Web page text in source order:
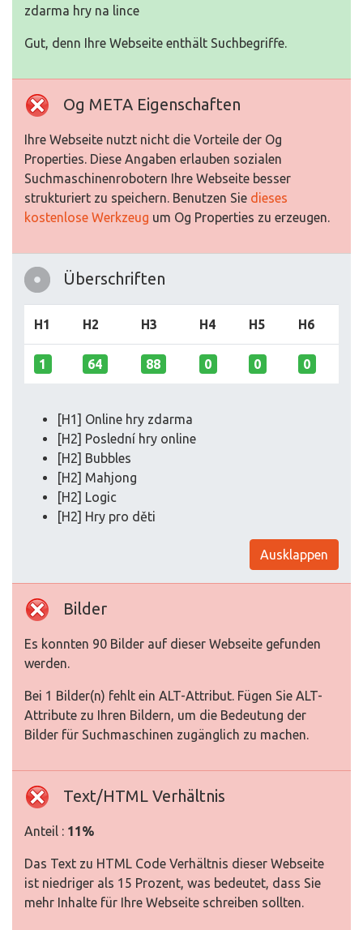
zdarma hry na lince
Gut, denn Ihre Webseite enthält Suchbegriffe.
Og META Eigenschaften
Ihre Webseite nutzt nicht die Vorteile der Og
Properties. Diese Angaben erlauben sozialen
Suchmaschinenrobotern Ihre Webseite besser
strukturiert zu speichern. Benutzen Sie dieses
kostenlose Werkzeug um Og Properties zu erzeugen.
Überschriften
H1 H2 H3 H4 H5 H6
1 64 88 0 0 0
[H1] Online hry zdarma
[H2] Poslední hry online
[H2] Bubbles
[H2] Mahjong
[H2] Logic
[H2] Hry pro děti
Ausklappen
Bilder
Es konnten 90 Bilder auf dieser Webseite gefunden
werden.
Bei 1 Bilder(n) fehlt ein ALT-Attribut. Fügen Sie ALT-
Attribute zu Ihren Bildern, um die Bedeutung der
Bilder für Suchmaschinen zugänglich zu machen.
Text/HTML Verhältnis
Anteil : 11%
Das Text zu HTML Code Verhältnis dieser Webseite
ist niedriger als 15 Prozent, was bedeutet, dass Sie
mehr Inhalte für Ihre Webseite schreiben sollten.